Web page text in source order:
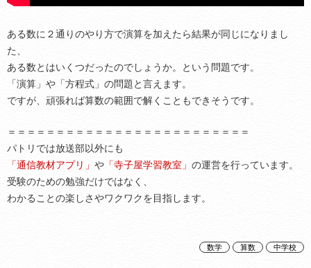
ある数に２通りのやり方で演算を加えたら結果が同じになりまし
た、
ある数とはいくつだったのでしょうか。という問題です。
「演算」や「方程式」の問題と言えます。
ですが、頑張れば算数の範囲で解くこともできそうです。
＝＝＝＝＝＝＝＝＝＝＝＝＝＝＝＝＝＝＝＝＝＝＝＝＝
パトリでは放送部以外にも
「通信教材アプリ」 や 「寺子屋学習教室」 の運営を行っています。
受験のための勉強だけではなく、
わかることの楽しさやワクワクを目指します。
数学 算数 中学校